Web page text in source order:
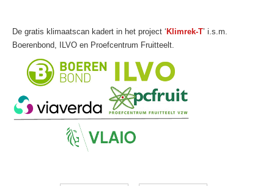
De gratis klimaatscan kadert in het project ‘Klimrek-T’ i.s.m.
Boerenbond, ILVO en Proefcentrum Fruitteelt.